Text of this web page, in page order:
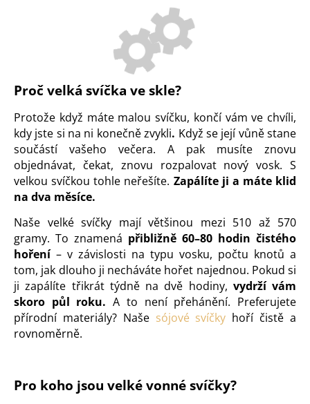
Proč velká svíčka ve skle?
Protože když máte malou svíčku, končí vám ve chvíli,
kdy jste si na ni konečně zvykli. Když se její vůně stane
součástí vašeho večera. A pak musíte znovu
objednávat, čekat, znovu rozpalovat nový vosk. S
velkou svíčkou tohle neřešíte. Zapálíte ji a máte klid
na dva měsíce.
Naše velké svíčky mají většinou mezi 510 až 570
gramy. To znamená přibližně 60–80 hodin čistého
hoření– v závislosti na typu vosku, počtu knotů a
tom, jak dlouho ji necháváte hořet najednou. Pokud si
ji zapálíte třikrát týdně na dvě hodiny, vydrží vám
skoro půl roku. A to není přehánění. Preferujete
přírodní materiály? Naše sójové svíčky hoří čistě a
rovnoměrně.
Pro koho jsou velké vonné svíčky?